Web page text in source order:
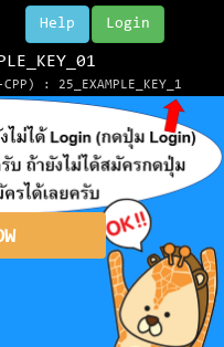
Login
Help
: 25_EXAMPLE_KEY_1